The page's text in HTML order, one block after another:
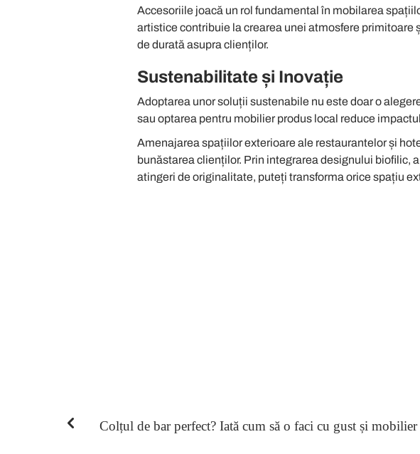
Accesoriile joacă un rol fundamental în mobilarea
artistice contribuie la crearea unei atmosfere
de durată asupra clienților.
Sustenabilitate și Inovație
Adoptarea unor soluții sustenabile nu este doar o
sau optarea pentru mobilier produs local reduce
Amenajarea spațiilor exterioare ale restaurantelor și
bunăstarea clienților. Prin integrarea designului biofilic,
atingeri de originalitate, puteți transforma orice spațiu
Colțul de bar perfect? Iată cum să o faci cu gust și